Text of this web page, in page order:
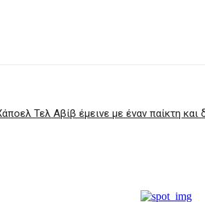
Τελ Αβίβ έμεινε με έναν παίκτη και